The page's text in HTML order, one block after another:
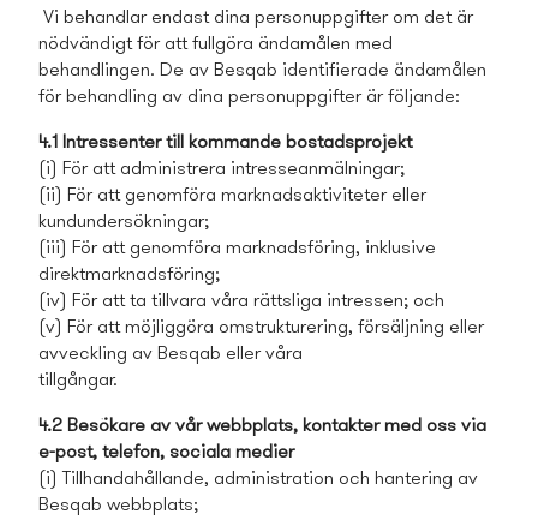
Vi behandlar endast dina personuppgifter om det är
nödvändigt för att fullgöra ändamålen med
behandlingen. De av Besqab identifierade ändamålen
för behandling av dina personuppgifter är följande:
4.1 Intressenter till kommande bostads­projekt
(i) För att administrera intresseanmälningar;
(ii) För att genomföra marknadsaktiviteter eller
kundundersökningar;
(iii) För att genomföra marknadsföring, inklusive
direktmarknadsföring;
(iv) För att ta tillvara våra rättsliga intressen; och
(v) För att möjliggöra omstrukturering, försäljning eller
avveckling av Besqab eller våra
tillgångar.
4.2 Besökare av vår webbplats, kontakter med oss via
e-post, telefon, sociala medier
(i) Tillhandahållande, administration och hantering av
Besqab webbplats;